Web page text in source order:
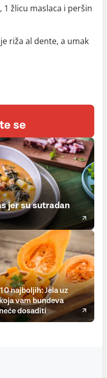
1 žlicu maslaca i peršin
riža al dente, a umak
se
jer su sutradan
najboljih: Jela uz
vam bundeva
neće dosaditi